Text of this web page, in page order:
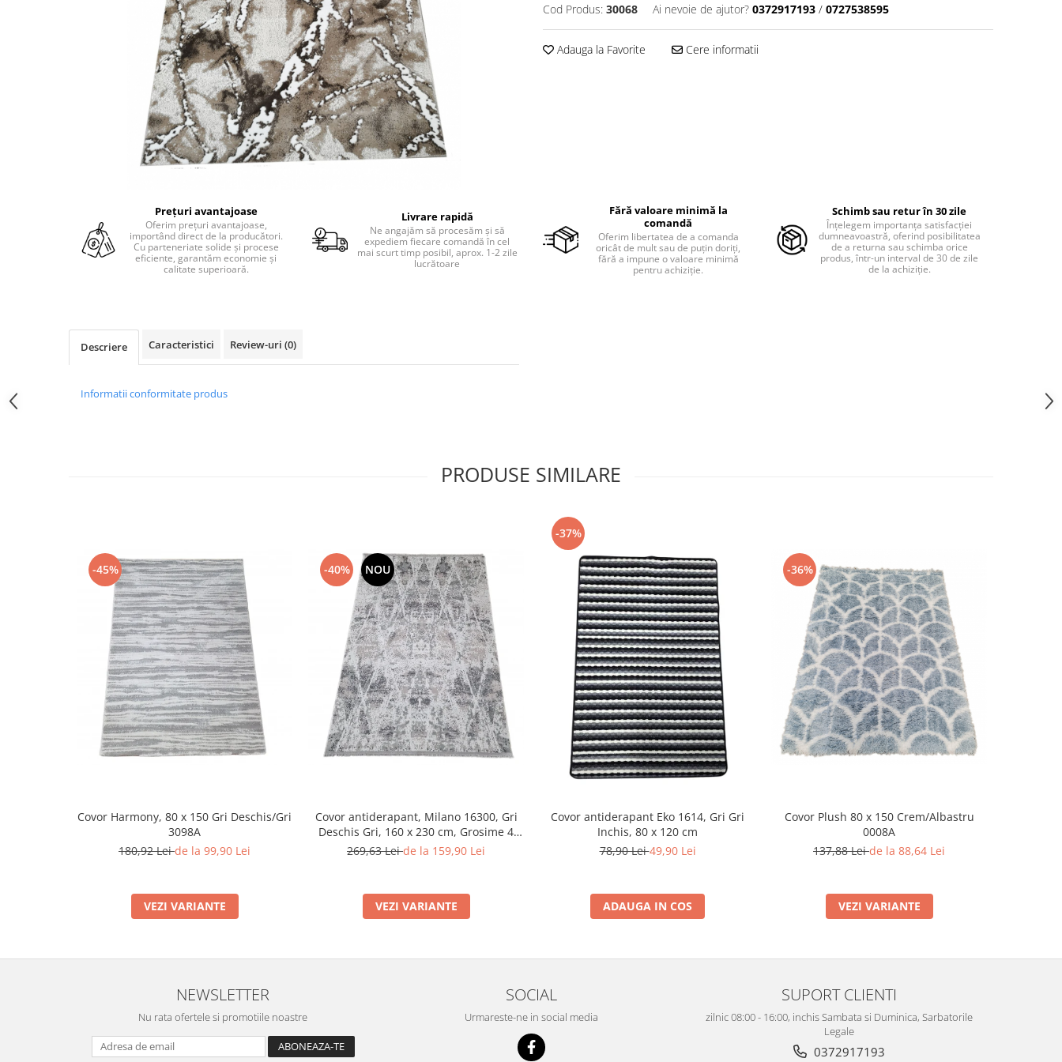
Cod Produs: 30068 Ai nevoie de ajutor? 0372917193 / 0727538595
Adauga la Favorite Cere informatii
Prețuri avantajoase
Oferim prețuri avantajoase,
importând direct de la producători.
Cu parteneriate solide și procese
eficiente, garantăm economie și
calitate superioară.
Livrare rapidă
Ne angajăm să procesăm și să
expediem fiecare comandă în cel
mai scurt timp posibil, aprox. 1-2 zile
lucrătoare
Fără valoare minimă la
comandă
Oferim libertatea de a comanda
oricât de mult sau de puțin doriți,
fără a impune o valoare minimă
pentru achiziție.
Schimb sau retur în 30 zile
Înțelegem importanța satisfacției
dumneavoastră, oferind posibilitatea
de a returna sau schimba orice
produs, într-un interval de 30 de zile
de la achiziție.
Descriere Caracteristici Review-uri (0)
Informatii conformitate produs
PRODUSE SIMILARE
-45%
Covor Harmony, 80 x 150 Gri Deschis/Gri
3098A
180,92 Leide la 99,90 Lei
VEZI VARIANTE
-40% NOU
Covor antiderapant, Milano 16300, Gri
Deschis Gri, 160 x 230 cm, Grosime 4
mm
269,63 Leide la 159,90 Lei
VEZI VARIANTE
-37%
Covor antiderapant Eko 1614, Gri Gri
Inchis, 80 x 120 cm
78,90 Lei49,90 Lei
ADAUGA IN COS
-36%
Covor Plush 80 x 150 Crem/Albastru
0008A
137,88 Leide la 88,64 Lei
VEZI VARIANTE
NEWSLETTER
Nu rata ofertele si promotiile noastre
SOCIAL
Urmareste-ne in social media
SUPORT CLIENTI
zilnic 08:00 - 16:00, inchis Sambata si Duminica, Sarbatorile
Legale
0372917193